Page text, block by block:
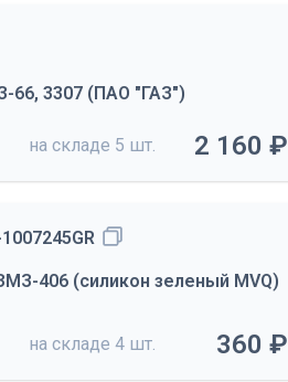
66, 3307 (ПАО "ГАЗ")
на складе 5 шт. 2 160 ₽
406 (силикон зеленый MVQ)
на складе 4 шт. 360 ₽